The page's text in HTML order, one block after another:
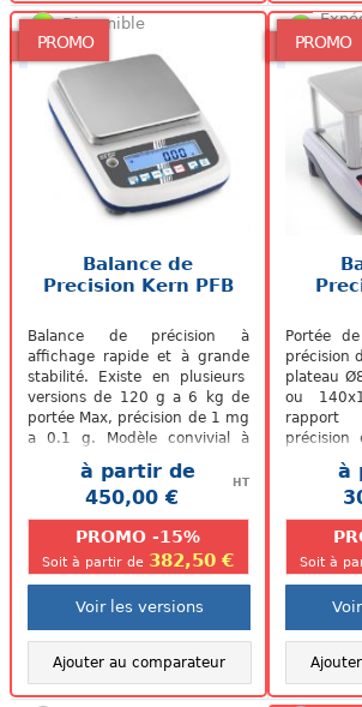
PROMO
Disponible
Balance de
Precision Kern PFB
Balance de précision à
affichage rapide et à grande
stabilité. Existe en plusieurs
versions de 120 g a 6 kg de
portée Max, précision de 1 mg
a 0.1 g. Modèle convivial à
moindre coût...
à partir de
450,00 €
HT
PROMO -15%
Soit à partir de 382,50 €
Voir les versions
Ajouter au comparateur
PROMO
48/
Portée
précision
plateau
ou
Balance
à
Soit à